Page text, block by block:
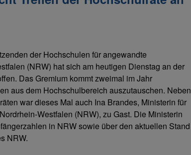
der Hochschulen für angewandte
(NRW) hat sich am heutigen Dienstag an der
Das Gremium kommt zweimal im Jahr
aus dem Hochschulbereich auszutauschen. Neben
war dieses Mal auch Ina Brandes, Ministerin für
Westfalen (NRW), zu Gast. Die Ministerin
in NRW sowie über den aktuellen Stand
NRW.